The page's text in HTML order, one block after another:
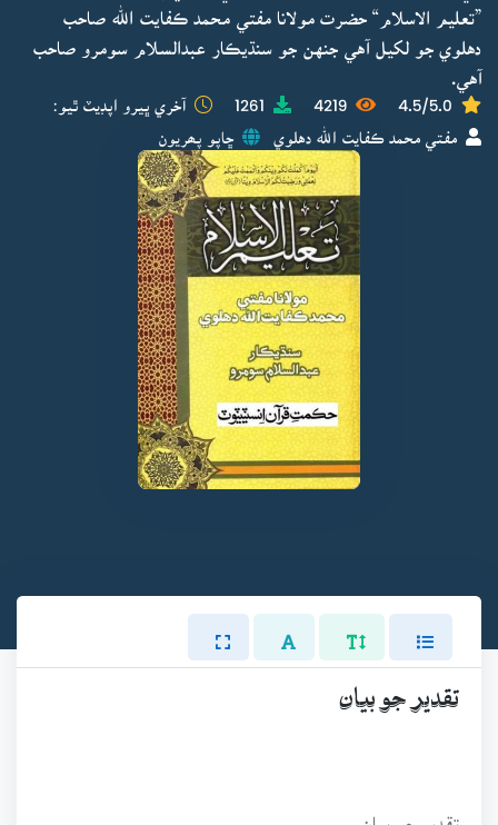
”تعليم الاسلام“ حضرت مولانا مفتي محمد ڪفايت الله صاحب
دهلوي جو لکيل آهي جنهن جو سنڌيڪار عبدالسلام سومرو صاحب
آهي.
4.5/5.0
4219
1261 آخري ڀيرو اپڊيٽ ٿيو:
مفتي محمد ڪفايت الله دهلوي ڇاپو پھريون
تقدير جو بيان
تقدير جو بيان